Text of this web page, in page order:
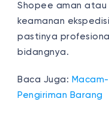
Shopee aman atau
keamanan
pastinya
bidangnya.
Baca Juga:
Pengiriman Barang